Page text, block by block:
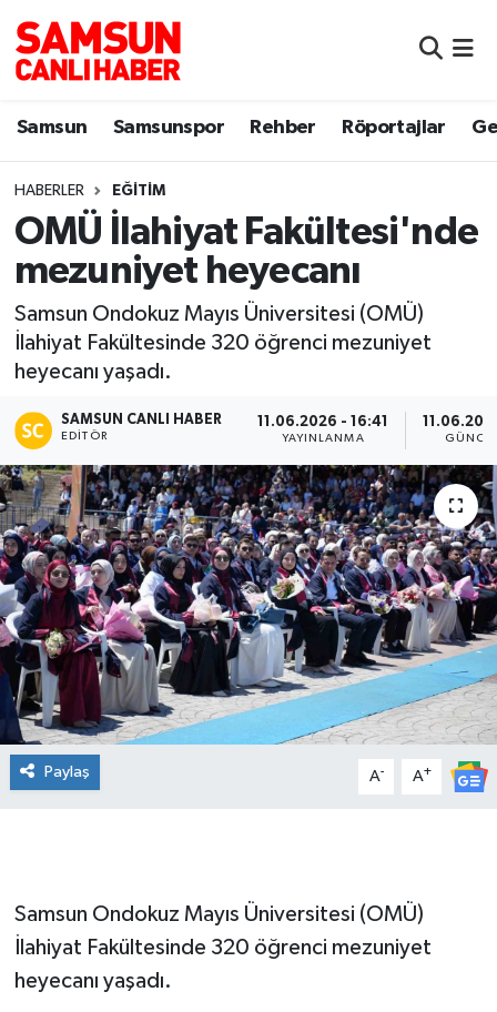
Samsun Samsunspor Rehber Röportajlar
HABERLER EĞITIM
OMÜ İlahiyat Fakültesi'nde
mezuniyet heyecanı
Samsun Ondokuz Mayıs Üniversitesi (OMÜ)
İlahiyat Fakültesinde 320 öğrenci mezuniyet
heyecanı yaşadı.
SAMSUN CANLI HABER
EDITÖR
11.06.2026 - 16:41
YAYINLANMA
Paylaş A- A+
Samsun Ondokuz Mayıs Üniversitesi (OMÜ)
İlahiyat Fakültesinde 320 öğrenci mezuniyet
heyecanı yaşadı.
Samsun
Sokak Röportajları
Dünya
Eğitim
Sağlık
Yemek
Manşet Haberi
Samsun Nöbetçi Eczaneler
Samsun Hava Durumu
Samsun Namaz Vakitleri
Samsun Trafik Yoğunluk Haritası
Süper Lig Puan Durumu ve Fikstür
Tüm Manşetler
Son Dakika Haberleri
Haber Arşivi